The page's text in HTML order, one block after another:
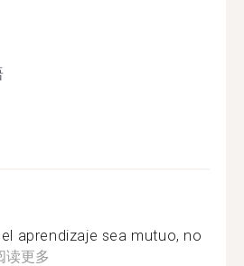
aprendizaje sea mutuo, no
读更多